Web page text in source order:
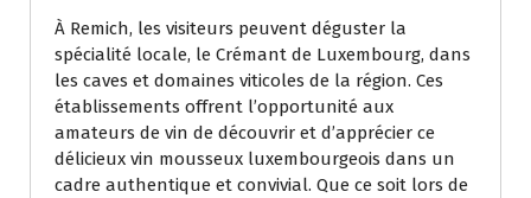
À Remich, les visiteurs peuvent déguster la
spécialité locale, le Crémant de Luxembourg, dans
les caves et domaines viticoles de la région. Ces
établissements offrent l’opportunité aux
amateurs de vin de découvrir et d’apprécier ce
délicieux vin mousseux luxembourgeois dans un
cadre authentique et convivial. Que ce soit lors de